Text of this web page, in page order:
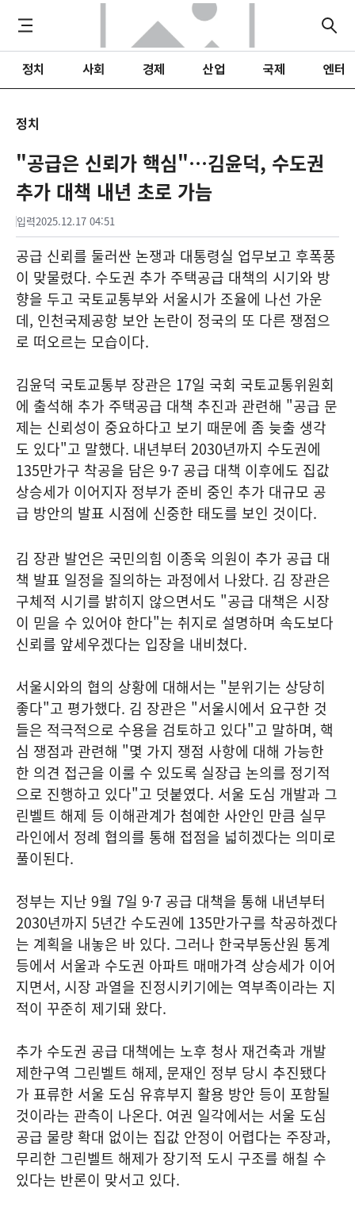
정치 사회 경제 산업 국제 엔터
정치
"공급은 신뢰가 핵심"…김윤덕, 수도권
추가 대책 내년 초로 가늠
입력2025.12.17 04:51
공급 신뢰를 둘러싼 논쟁과 대통령실 업무보고 후폭풍
이 맞물렸다. 수도권 추가 주택공급 대책의 시기와 방
향을 두고 국토교통부와 서울시가 조율에 나선 가운
데, 인천국제공항 보안 논란이 정국의 또 다른 쟁점으
로 떠오르는 모습이다.
김윤덕 국토교통부 장관은 17일 국회 국토교통위원회
에 출석해 추가 주택공급 대책 추진과 관련해 "공급 문
제는 신뢰성이 중요하다고 보기 때문에 좀 늦출 생각
도 있다"고 말했다. 내년부터 2030년까지 수도권에
135만가구 착공을 담은 9·7 공급 대책 이후에도 집값
상승세가 이어지자 정부가 준비 중인 추가 대규모 공
급 방안의 발표 시점에 신중한 태도를 보인 것이다.
김 장관 발언은 국민의힘 이종욱 의원이 추가 공급 대
책 발표 일정을 질의하는 과정에서 나왔다. 김 장관은
구체적 시기를 밝히지 않으면서도 "공급 대책은 시장
이 믿을 수 있어야 한다"는 취지로 설명하며 속도보다
신뢰를 앞세우겠다는 입장을 내비쳤다.
서울시와의 협의 상황에 대해서는 "분위기는 상당히
좋다"고 평가했다. 김 장관은 "서울시에서 요구한 것
들은 적극적으로 수용을 검토하고 있다"고 말하며, 핵
심 쟁점과 관련해 "몇 가지 쟁점 사항에 대해 가능한
한 의견 접근을 이룰 수 있도록 실장급 논의를 정기적
으로 진행하고 있다"고 덧붙였다. 서울 도심 개발과 그
린벨트 해제 등 이해관계가 첨예한 사안인 만큼 실무
라인에서 정례 협의를 통해 접점을 넓히겠다는 의미로
풀이된다.
정부는 지난 9월 7일 9·7 공급 대책을 통해 내년부터
2030년까지 5년간 수도권에 135만가구를 착공하겠다
는 계획을 내놓은 바 있다. 그러나 한국부동산원 통계
등에서 서울과 수도권 아파트 매매가격 상승세가 이어
지면서, 시장 과열을 진정시키기에는 역부족이라는 지
적이 꾸준히 제기돼 왔다.
추가 수도권 공급 대책에는 노후 청사 재건축과 개발
제한구역 그린벨트 해제, 문재인 정부 당시 추진됐다
가 표류한 서울 도심 유휴부지 활용 방안 등이 포함될
것이라는 관측이 나온다. 여권 일각에서는 서울 도심
공급 물량 확대 없이는 집값 안정이 어렵다는 주장과,
무리한 그린벨트 해제가 장기적 도시 구조를 해칠 수
있다는 반론이 맞서고 있다.